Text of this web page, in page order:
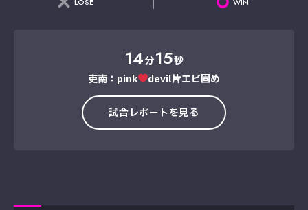
14分15秒
吏南：pink
devil→片エビ固め
試合レポートを見る